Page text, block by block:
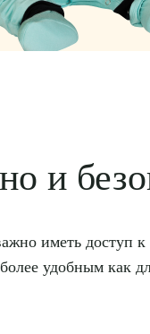
и
иметь
удобным как